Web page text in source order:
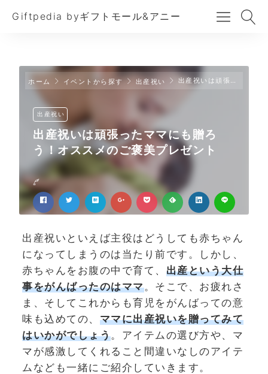
Giftpedia byギフトモール&アニー
ホーム イベントから探す 出産祝い 出産祝いは頑張ったママにも贈ろう！オススメのご褒美プレゼント
出産祝い
出産祝いは頑張ったママにも贈ろ
う！オススメのご褒美プレゼント
出産祝いといえば主役はどうしても赤ちゃん
になってしまうのは当たり前です。しかし、
赤ちゃんをお腹の中で育て、 出産という大仕
事をがんばったのはママ。そこで、お疲れさ
ま、そしてこれからも育児をがんばっての意
味も込めての、 ママに出産祝いを贈ってみて
はいかがでしょう。アイテムの選び方や、マ
マが感激してくれること間違いなしのアイテ
ムなども一緒にご紹介していきます。